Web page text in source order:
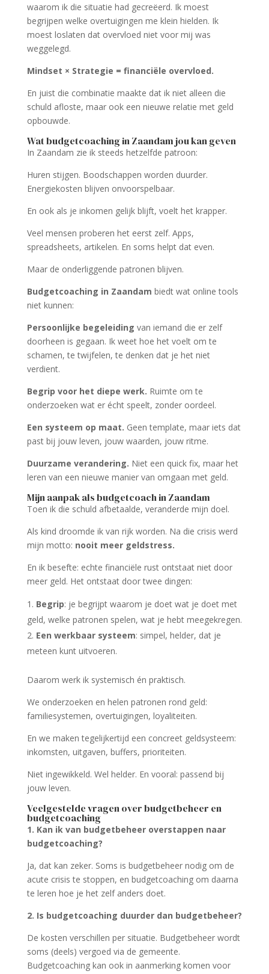
waarom ik die situatie had gecreëerd. Ik moest
begrijpen welke overtuigingen me klein hielden. Ik
moest loslaten dat overvloed niet voor mij was
weggelegd.
Mindset × Strategie = financiële overvloed.
En juist die combinatie maakte dat ik niet alleen die
schuld afloste, maar ook een nieuwe relatie met geld
opbouwde.
Wat budgetcoaching in Zaandam jou kan geven
In Zaandam zie ik steeds hetzelfde patroon:
Huren stijgen. Boodschappen worden duurder.
Energiekosten blijven onvoorspelbaar.
En ook als je inkomen gelijk blijft, voelt het krapper.
Veel mensen proberen het eerst zelf. Apps,
spreadsheets, artikelen. En soms helpt dat even.
Maar de onderliggende patronen blijven.
Budgetcoaching in Zaandam biedt wat online tools
niet kunnen:
Persoonlijke begeleiding van iemand die er zelf
doorheen is gegaan. Ik weet hoe het voelt om te
schamen, te twijfelen, te denken dat je het niet
verdient.
Begrip voor het diepe werk. Ruimte om te
onderzoeken wat er écht speelt, zonder oordeel.
Een systeem op maat. Geen template, maar iets dat
past bij jouw leven, jouw waarden, jouw ritme.
Duurzame verandering. Niet een quick fix, maar het
leren van een nieuwe manier van omgaan met geld.
Mijn aanpak als budgetcoach in Zaandam
Toen ik die schuld afbetaalde, veranderde mijn doel.
Als kind droomde ik van rijk worden. Na die crisis werd
mijn motto: nooit meer geldstress.
En ik besefte: echte financiële rust ontstaat niet door
meer geld. Het ontstaat door twee dingen:
Begrip: je begrijpt waarom je doet wat je doet met
geld, welke patronen spelen, wat je hebt meegekregen.
Een werkbaar systeem: simpel, helder, dat je
meteen kunt uitvoeren.
Daarom werk ik systemisch én praktisch.
We onderzoeken en helen patronen rond geld:
familiesystemen, overtuigingen, loyaliteiten.
En we maken tegelijkertijd een concreet geldsysteem:
inkomsten, uitgaven, buffers, prioriteiten.
Niet ingewikkeld. Wel helder. En vooral: passend bij
jouw leven.
Veelgestelde vragen over budgetbeheer en
budgetcoaching
1. Kan ik van budgetbeheer overstappen naar
budgetcoaching?
Ja, dat kan zeker. Soms is budgetbeheer nodig om de
acute crisis te stoppen, en budgetcoaching om daarna
te leren hoe je het zelf anders doet.
2. Is budgetcoaching duurder dan budgetbeheer?
De kosten verschillen per situatie. Budgetbeheer wordt
soms (deels) vergoed via de gemeente.
Budgetcoaching kan ook in aanmerking komen voor